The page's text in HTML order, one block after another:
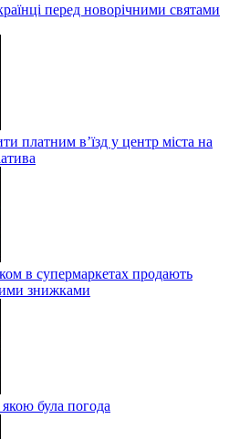
перед новорічними святами
платним в’їзд у центр міста на
в супермаркетах продають
знижками
була погода